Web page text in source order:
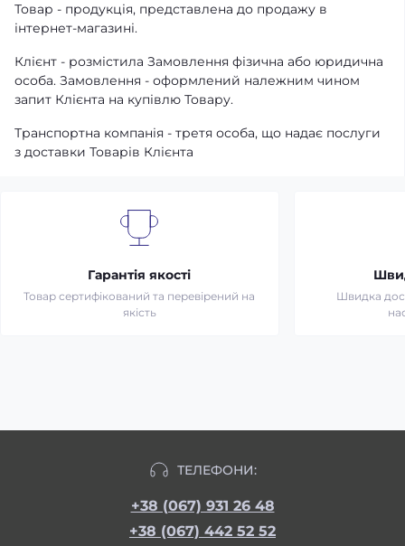
Товар - продукція, представлена ​​до продажу в
інтернет-магазині.
Клієнт - розмістила Замовлення фізична або юридична
особа. Замовлення - оформлений належним чином
запит Клієнта на купівлю Товару.
Транспортна компанія - третя особа, що надає послуги
з доставки Товарів Клієнта
Гарантія якості
Товар сертифікований та перевірений на
якість
Швидка
ТЕЛЕФОНИ:
+38 (067) 931 26 48
+38 (067) 442 52 52